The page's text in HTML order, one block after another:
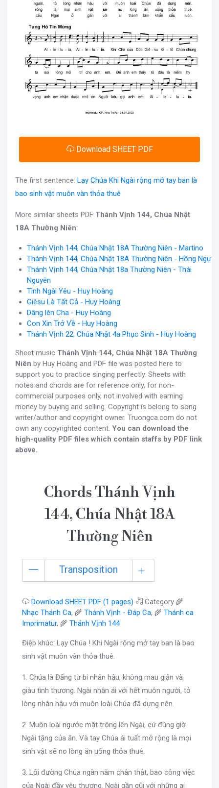
Download SHEET PDF
The first sentence: Lạy Chúa Khi Ngài rộng mở tay ban là
bao sinh vật muôn vàn thỏa thuê
More similar sheets PDF Thánh Vịnh 144, Chúa Nhật
18A Thường Niên:
Thánh Vịnh 144, Chúa Nhật 18A Thường Niên - Martino
Thánh Vịnh 144, Chúa Nhật 18A Thường Niên - Hồng Ngự
Thánh Vịnh 144, Chúa Nhật 18a Thường Niên - Thái
Nguyên
Tình Ngài Yêu - Huy Hoàng
Giêsu Là Tất Cả - Huy Hoàng
Dâng lên Cha - Huy Hoàng
Con Xin Trở Về - Huy Hoàng
Thánh Vịnh 22, Chúa Nhật 4a Phục Sinh - Huy Hoàng
Sheet music Thánh Vịnh 144, Chúa Nhật 18A Thường
Niên by Huy Hoàng and PDF file was posted here to
support you to practice singing perfectly. Sheets with
notes and chords are for reference only, for non-
commercial purposes only, not involved with earning
money by buying and selling. Copyright is belong to song
writer/author and copyright owner. Truongca.com do not
own any copyrighted content. You can download the
high-quality PDF files which contain staffs by PDF link
above.
Chords Thánh Vịnh
144, Chúa Nhật 18A
Thường Niên
Transposition
Download SHEET PDF (1 pages)
Category 🌾
Nhạc Thánh Ca, 🌾 Thánh Vịnh - Đáp Ca, 🌾 Thánh ca
Imprimatur, 🌾 Thánh Vịnh 144
Điệp khúc: Lạy Chúa ! Khi Ngài rộng mở tay ban là bao
sinh vật muôn vàn thỏa thuê.
1. Chúa là Đấng từ bi nhân hậu, không mau giận và
giàu tình thương. Ngài nhân ái với hết muôn người, tỏ
lòng nhân hậu với muôn loài Chúa đã dựng nên.
2. Muôn loài ngước mặt trông lên Ngài, cứ đúng giờ
Ngài tặng của ăn. Và tay Chúa ái tuất mở rộng là mọi
sinh vật sẽ no lòng ăn uống thỏa thuê.
3. Lối đường Chúa ngàn năm chân thật, bao công việc
của Ngài đầy yêu thương. Ngài gần gũi với những ai